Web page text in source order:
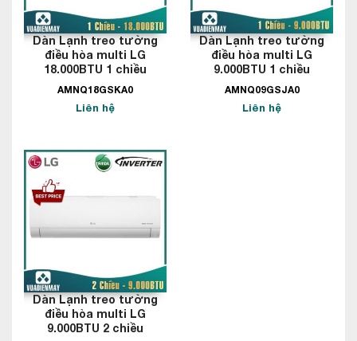
Dàn Lạnh treo tường
điều hòa multi LG
18.000BTU 1 chiều
AMNQ18GSKA0
Liên hệ
Dàn Lạnh treo tường
điều hòa multi LG
9.000BTU 1 chiều
AMNQ09GSJA0
Liên hệ
Dàn Lạnh treo tường
điều hòa multi LG
9.000BTU 2 chiều